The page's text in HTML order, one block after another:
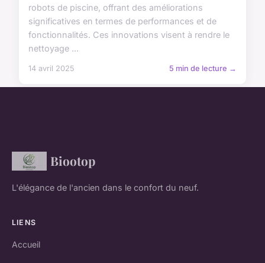
robots de piscine, offrant des améliorations
significatives en termes de performances et de
fonctionnalités. Ces innovations visent à rendre le
nettoyage ...
14 avril 2025 5 min de lecture →
Biootop
L'élégance de l'ancien dans le confort du neuf.
LIENS
Accueil